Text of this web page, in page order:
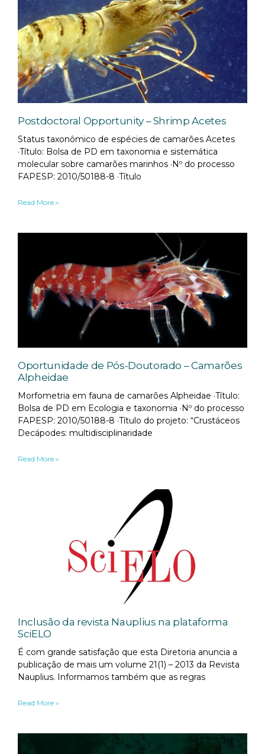
Postdoctoral Opportunity – Shrimp Acetes
Status taxonômico de espécies de camarões Acetes
·Título: Bolsa de PD em taxonomia e sistemática
molecular sobre camarões marinhos ·Nº do processo
FAPESP: 2010/50188-8 ·Título
Read More »
Oportunidade de Pós-Doutorado – Camarões
Alpheidae
Morfometria em fauna de camarões Alpheidae ·Título:
Bolsa de PD em Ecologia e taxonomia ·Nº do processo
FAPESP: 2010/50188-8 ·Título do projeto: “Crustáceos
Decápodes: multidisciplinaridade
Read More »
Inclusão da revista Nauplius na plataforma
SciELO
É com grande satisfação que esta Diretoria anuncia a
publicação de mais um volume 21(1) – 2013 da Revista
Nauplius. Informamos também que as regras
Read More »